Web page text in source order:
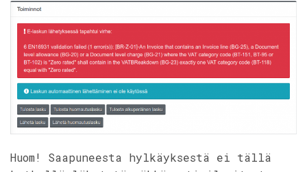
Huom! Saapuneesta hylkäyksestä ei tällä